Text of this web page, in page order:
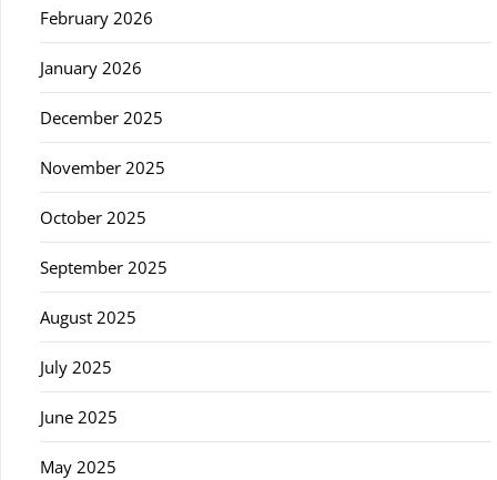
February 2026
January 2026
December 2025
November 2025
October 2025
September 2025
August 2025
July 2025
June 2025
May 2025